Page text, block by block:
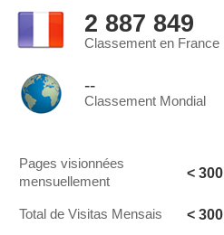
2 887 849
Classement en France
--
Classement Mondial
Pages visionnées
mensuellement
< 300
Total de Visitas Mensais < 300